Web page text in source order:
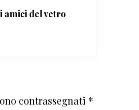
amici del vetro
contrassegnati *